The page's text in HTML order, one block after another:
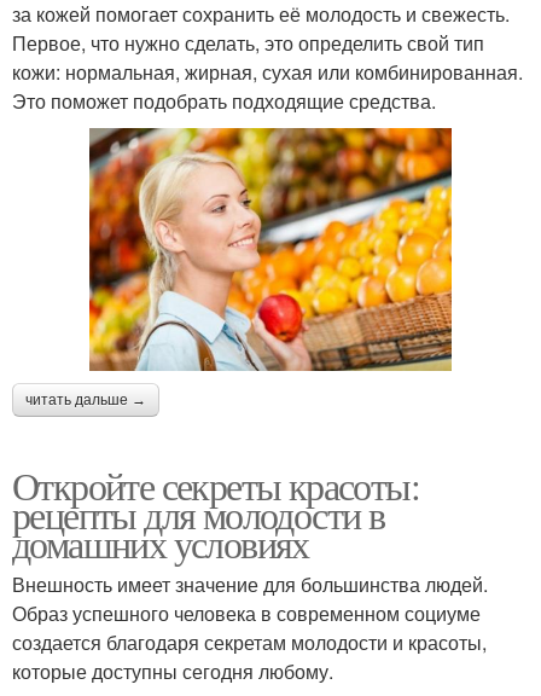
за кожей помогает сохранить её молодость и свежесть.
Первое, что нужно сделать, это определить свой тип
кожи: нормальная, жирная, сухая или комбинированная.
Это поможет подобрать подходящие средства.
читать дальше →
Откройте секреты красоты:
рецепты для молодости в
домашних условиях
Внешность имеет значение для большинства людей.
Образ успешного человека в современном социуме
создается благодаря секретам молодости и красоты,
которые доступны сегодня любому.